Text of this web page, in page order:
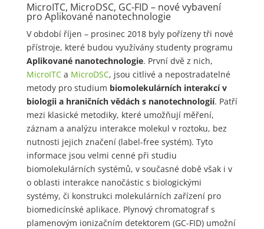
MicroITC, MicroDSC, GC-FID – nové vybavení
pro Aplikované nanotechnologie
V období říjen – prosinec 2018 byly pořízeny tři nové
přístroje, které budou využívány studenty programu
Aplikované nanotechnologie. První dvě z nich,
MicroITCa MicroDSC, jsou citlivé a nepostradatelné
metody pro studium biomolekulárních interakcí v
biologii a hraničních vědách s nanotechnologií. Patří
mezi klasické metodiky, které umožňují měření,
záznam a analýzu interakce molekul v roztoku, bez
nutnosti jejich značení (label-free systém). Tyto
informace jsou velmi cenné při studiu
biomolekulárních systémů, v současné době však i v
o oblasti interakce nanočástic s biologickými
systémy, či konstrukci molekulárních zařízení pro
biomedicínské aplikace. Plynový chromatograf s
plamenovým ionizačním detektorem (GC-FID) umožní